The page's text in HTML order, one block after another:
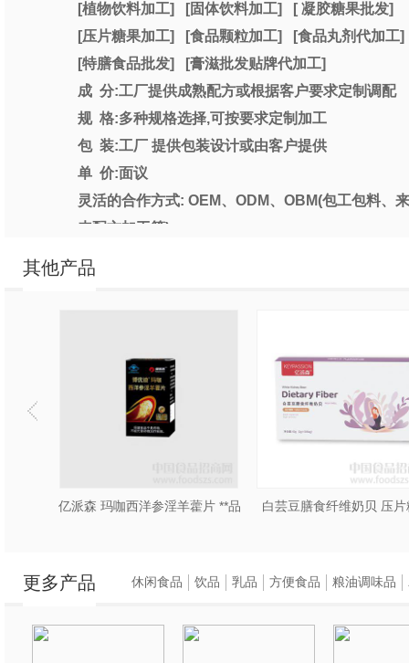
[植物饮料加工] [固体饮料加工] [ 凝胶糖果批发]
[压片糖果加工] [食品颗粒加工] [食品丸剂代加工]
[特膳食品批发] [膏滋批发贴牌代加工]
成 分:工厂提供成熟配方或根据客户要求定制调配
规 格:多种规格选择,可按要求定制加工
包 装:工厂 提供包装设计或由客户提供
单 价:面议
灵活的合作方式: OEM、 ODM、 OBM(包工包料、
来配方加工等)
其他产品
亿派森 玛咖西洋参淫羊藿片 **品 白芸豆膳食纤维奶贝 压
更多产品 休闲食品 饮品 乳品 方便食品 粮油调味品